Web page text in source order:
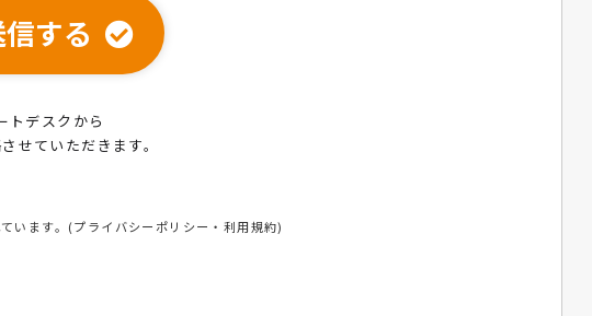
する
トデスクから
せていただきます。
います。(プライバシーポリシー ・ 利用規約)